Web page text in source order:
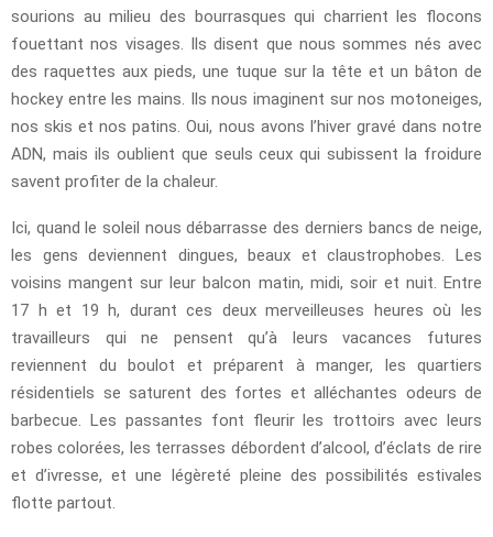
sourions au milieu des bourrasques qui charrient les flocons
fouettant nos visages. Ils disent que nous sommes nés avec
des raquettes aux pieds, une tuque sur la tête et un bâton de
hockey entre les mains. Ils nous imaginent sur nos motoneiges,
nos skis et nos patins. Oui, nous avons l’hiver gravé dans notre
ADN, mais ils oublient que seuls ceux qui subissent la froidure
savent profiter de la chaleur.
Ici, quand le soleil nous débarrasse des derniers bancs de neige,
les gens deviennent dingues, beaux et claustrophobes. Les
voisins mangent sur leur balcon matin, midi, soir et nuit. Entre
17 h et 19 h, durant ces deux merveilleuses heures où les
travailleurs qui ne pensent qu’à leurs vacances futures
reviennent du boulot et préparent à manger, les quartiers
résidentiels se saturent des fortes et alléchantes odeurs de
barbecue. Les passantes font fleurir les trottoirs avec leurs
robes colorées, les terrasses débordent d’alcool, d’éclats de rire
et d’ivresse, et une légèreté pleine des possibilités estivales
flotte partout.